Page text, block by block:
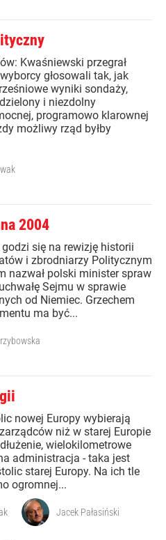
Kwaśniewski przegrał
głosowali tak, jak
wyniki sondaży,
i niezdolny
programowo klarownej
możliwy rząd byłby
2004
się na rewizję historii
i zbrodniarzy Politycznym
nazwał polski minister spraw
Sejmu w sprawie
od Niemiec. Grzechem
ma być...
nowej Europy wybierają
niż w starej Europie
wielokilometrowe
administracja - taka jest
starej Europy. Na ich tle
ogromnej...
Jacek Pałasiński